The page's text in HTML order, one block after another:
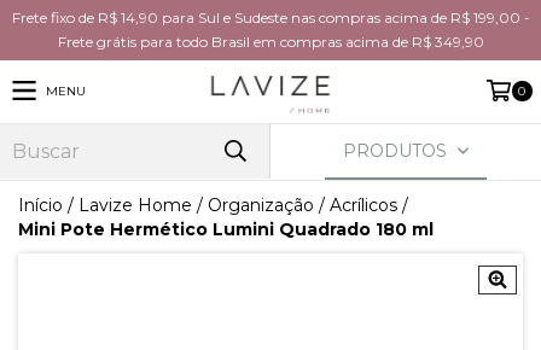
Frete fixo de R$ 14,90 para Sul e Sudeste nas compras acima de R$ 199,00 -
Frete grátis para todo Brasil em compras acima de R$ 349,90
MENU 0
PRODUTOS
Início / Lavize Home / Organização / Acrílicos /
Mini Pote Hermético Lumini Quadrado 180 ml